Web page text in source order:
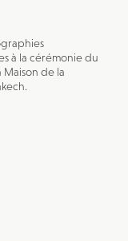
à la cérémonie du
Maison de la